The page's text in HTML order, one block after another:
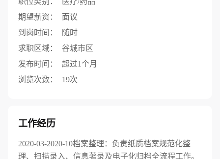
期望薪资：
面议
到岗时间：
随时
求职区域：
谷城市区
发布时间：
超过1个月
浏览次数：
19次
工作经历
2020-03-2020-10档案整理：负责纸质档案规范化整
理、扫描录入、信息著录及电子化归档全流程工作。